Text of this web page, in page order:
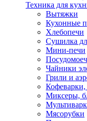
Техника для
Вытяжки
Кухонные
Хлебопечи
Сушилка
Мини-печи
Чайники
Грили и
Миксеры,
Мясорубки